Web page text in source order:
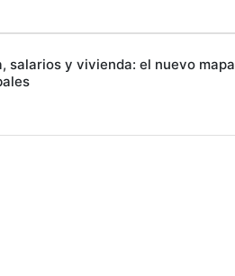
salarios y vivienda: el nuevo